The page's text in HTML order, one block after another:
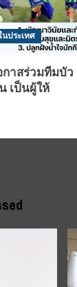
นประเทศ
กาสร่วมทีมบัว
เป็นผู้ให้